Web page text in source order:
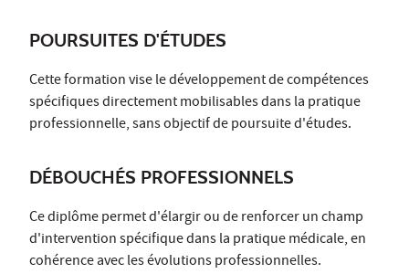
POURSUITES D'ÉTUDES
Cette formation vise le développement de compétences
spécifiques directement mobilisables dans la pratique
professionnelle, sans objectif de poursuite d'études.
DÉBOUCHÉS PROFESSIONNELS
Ce diplôme permet d'élargir ou de renforcer un champ
d'intervention spécifique dans la pratique médicale, en
cohérence avec les évolutions professionnelles.